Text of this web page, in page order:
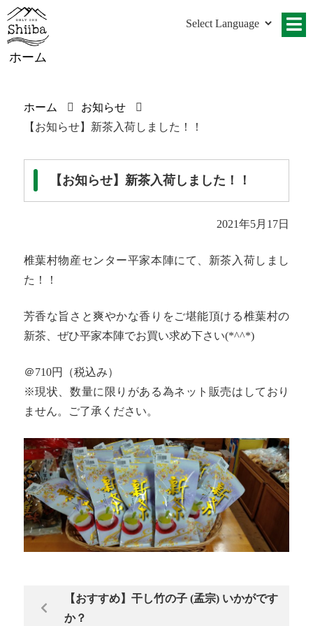
ホーム
ホーム
お知らせ
【お知らせ】新茶入荷しました！！
【お知らせ】新茶入荷しました！！
2021年5月17日
椎葉村物産センター平家本陣にて、新茶入荷しまし
た！！
芳香な旨さと爽やかな香りをご堪能頂ける椎葉村の
新茶、ぜひ平家本陣でお買い求め下さい(*^^*)
＠710円（税込み）
※現状、数量に限りがある為ネット販売はしており
ません。ご了承ください。
【おすすめ】干し竹の子 (孟宗) いかがです
か？